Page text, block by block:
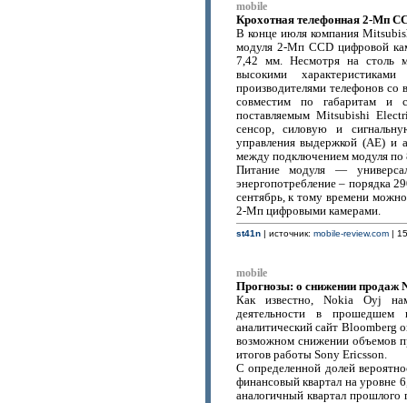
mobile
Крохотная телефонная 2-Мп
В конце июля компания
модуля 2-Мп CCD цифровой
7,42 мм. Несмотря на столь
высокими
производителями телефонов
совместим по габаритам
поставляемым Mitsubishi
сенсор, силовую и
управления выдержкой (AE) и
между подключением модуля
Питание модуля —
энергопотребление – порядка
сентябрь, к тому времени
2-Мп цифровыми камерами.
st41n| источник: mobile-review.com|
mobile
Прогнозы: о снижении продаж
Как известно, Nokia Oyj
деятельности в
аналитический сайт Bloomberg
возможном снижении объемов
итогов работы Sony Ericsson.
С определенной долей
финансовый квартал на уровне
аналогичный квартал